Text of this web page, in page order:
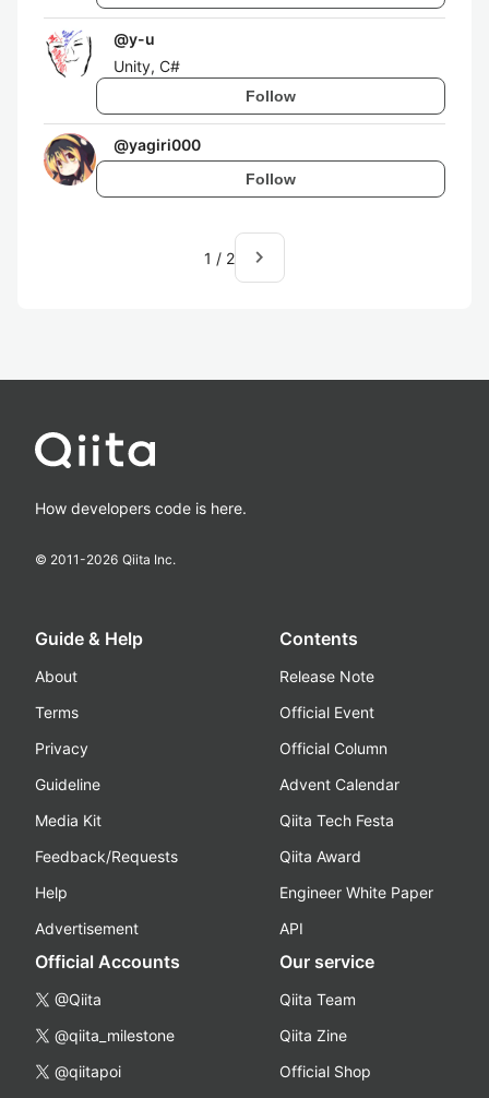
@y-u
Unity, C#
Follow
@yagiri000
Follow
1 / 2 navigate_next
How developers code is here.
© 2011-2026 Qiita Inc.
Guide & Help
About
Terms
Privacy
Guideline
Media Kit
Feedback/Requests
Help
Advertisement
Contents
Release Note
Official Event
Official Column
Advent Calendar
Qiita Tech Festa
Qiita Award
Engineer White Paper
API
Official Accounts
@Qiita
@qiita_milestone
@qiitapoi
Our service
Qiita Team
Qiita Zine
Official Shop